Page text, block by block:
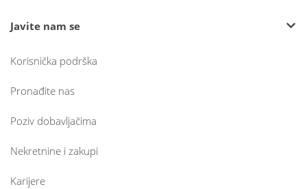
Javite nam se
Korisnička podrška
Pronađite nas
Poziv dobavljačima
Nekretnine i zakupi
Karijere